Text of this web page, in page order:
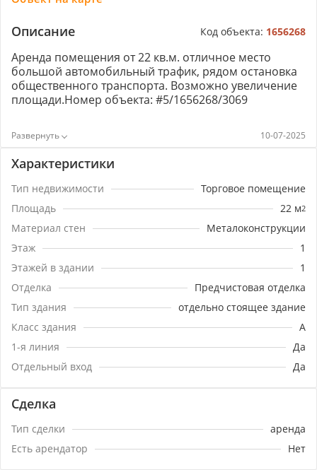
Описание Код объекта: 1656268
Аренда помещения от 22 кв.м. отличное место
большой автомобильный трафик, рядом остановка
общественного транспорта. Возможно увеличение
площади.Номер объекта: #5/1656268/3069
10-07-2025
Характеристики
Тип недвижимости
Торговое помещение
Площадь
22 м2
Материал стен
Металоконструкции
Этаж
1
Этажей в здании
1
Отделка
Предчистовая отделка
Тип здания
отдельно стоящее здание
Класс здания
A
1-я линия
Да
Отдельный вход
Да
Сделка
Тип сделки
аренда
Есть арендатор
Нет